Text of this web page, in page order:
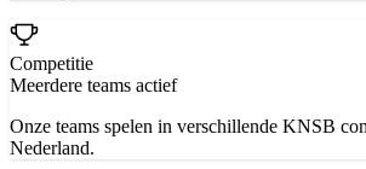
Competitie
Meerdere teams actief
Onze teams spelen in verschillende KNSB
Nederland.